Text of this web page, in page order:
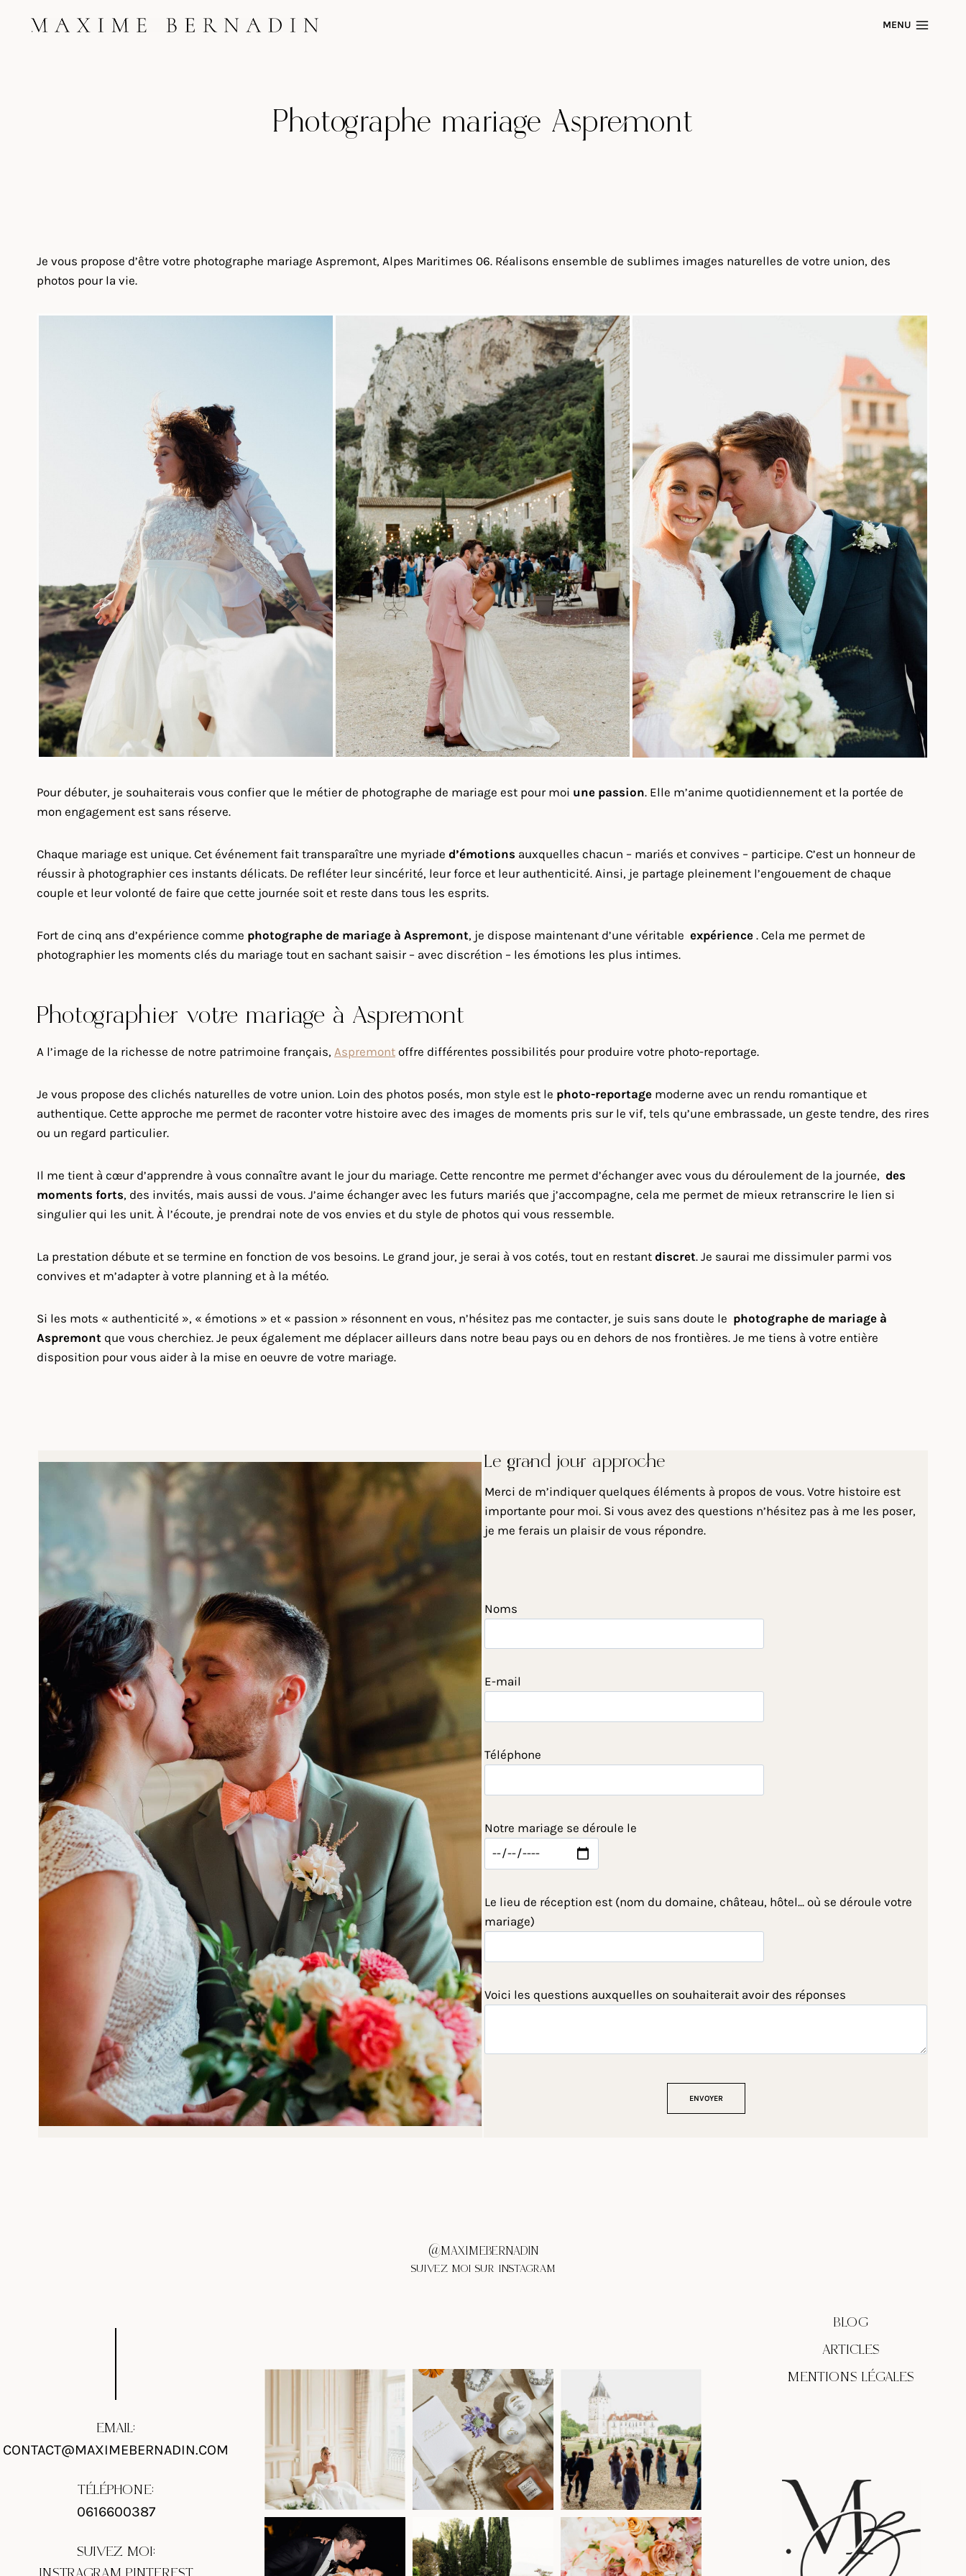
MENU
Photographe mariage Aspremont
Je vous propose d’être votre photographe mariage Aspremont, Alpes Maritimes 06. Réalisons ensemble de sublimes images naturelles de votre union, des
photos pour la vie.
Pour débuter, je souhaiterais vous confier que le métier de photographe de mariage est pour moi une passion. Elle m’anime quotidiennement et la portée de
mon engagement est sans réserve.
Chaque mariage est unique. Cet événement fait transparaître une myriade d’émotions auxquelles chacun – mariés et convives – participe. C’est un honneur de
réussir à photographier ces instants délicats. De refléter leur sincérité, leur force et leur authenticité. Ainsi, je partage pleinement l’engouement de chaque
couple et leur volonté de faire que cette journée soit et reste dans tous les esprits.
Fort de cinq ans d’expérience comme photographe de mariage à Aspremont, je dispose maintenant d’une véritable expérience . Cela me permet de
photographier les moments clés du mariage tout en sachant saisir – avec discrétion – les émotions les plus intimes.
Photographier votre mariage à Aspremont
A l’image de la richesse de notre patrimoine français, Aspremont offre différentes possibilités pour produire votre photo-reportage.
Je vous propose des clichés naturelles de votre union. Loin des photos posés, mon style est le photo-reportage moderne avec un rendu romantique et
authentique. Cette approche me permet de raconter votre histoire avec des images de moments pris sur le vif, tels qu’une embrassade, un geste tendre, des rires
ou un regard particulier.
Il me tient à cœur d’apprendre à vous connaître avant le jour du mariage. Cette rencontre me permet d’échanger avec vous du déroulement de la journée, des
moments forts, des invités, mais aussi de vous. J’aime échanger avec les futurs mariés que j’accompagne, cela me permet de mieux retranscrire le lien si
singulier qui les unit. À l’écoute, je prendrai note de vos envies et du style de photos qui vous ressemble.
La prestation débute et se termine en fonction de vos besoins. Le grand jour, je serai à vos cotés, tout en restant discret. Je saurai me dissimuler parmi vos
convives et m’adapter à votre planning et à la météo.
Si les mots « authenticité », « émotions » et « passion » résonnent en vous, n’hésitez pas me contacter, je suis sans doute le photographe de mariage à
Aspremont que vous cherchiez. Je peux également me déplacer ailleurs dans notre beau pays ou en dehors de nos frontières. Je me tiens à votre entière
disposition pour vous aider à la mise en oeuvre de votre mariage.
Le grand jour approche
Merci de m’indiquer quelques éléments à propos de vous. Votre histoire est
importante pour moi. Si vous avez des questions n’hésitez pas à me les poser,
je me ferais un plaisir de vous répondre.
Noms
E-mail
Téléphone
Notre mariage se déroule le
Le lieu de réception est (nom du domaine, château, hôtel... où se déroule votre
mariage)
Voici les questions auxquelles on souhaiterait avoir des réponses
@MAXIMEBERNADIN
SUIVEZ MOI SUR INSTAGRAM
EMAIL:
CONTACT@MAXIMEBERNADIN.COM
TÉLÉPHONE:
0616600387
SUIVEZ MOI:
BLOG
ARTICLES
MENTIONS LÉGALES